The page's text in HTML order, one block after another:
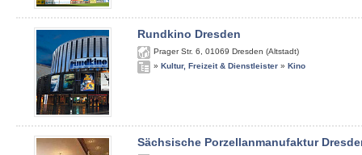
Rundkino Dresden
Prager Str. 6 01069 Dresden (Altstadt)
» Kultur, Freizeit & Dienstleister » Kino
Sächsische Porzellanmanufaktur